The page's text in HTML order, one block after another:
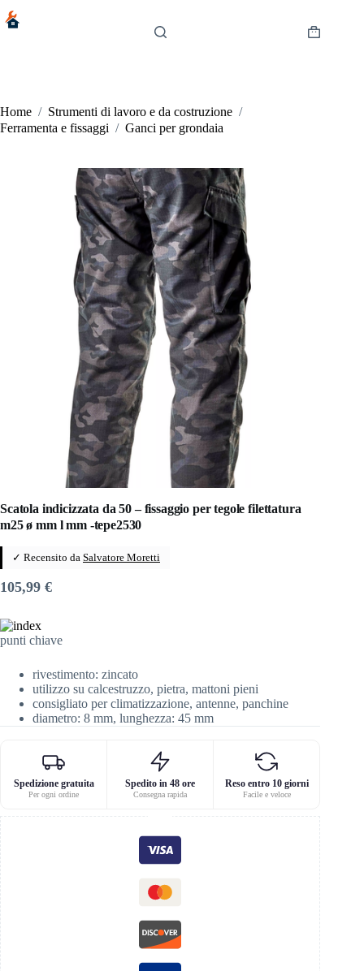
al
Carrello
Home / Strumenti di lavoro e da costruzione /
Ferramenta e fissaggi / Ganci per grondaia
Scatola indicizzata da 50 – fissaggio per tegole filettatura
m25 ø mm l mm -tepe2530
✓ Recensito da Salvatore Moretti
105,99 €
punti chiave
rivestimento: zincato
utilizzo su calcestruzzo, pietra, mattoni pieni
consigliato per climatizzazione, antenne, panchine
diametro: 8 mm, lunghezza: 45 mm
Spedizione gratuita
Per ogni ordine
Spedito in 48 ore
Consegna rapida
Reso entro 10 giorni
Facile e veloce